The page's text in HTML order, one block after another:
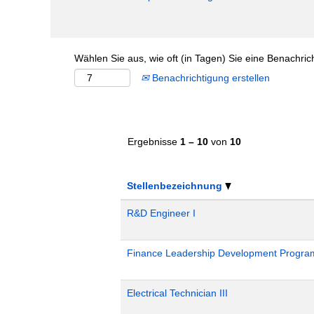
Wählen Sie aus, wie oft (in Tagen) Sie eine
Benachrichtigung erstellen
Ergebnisse 1 – 10 von 10
Stellenbezeichnung
R&D Engineer I
Finance Leadership Development
Electrical Technician III